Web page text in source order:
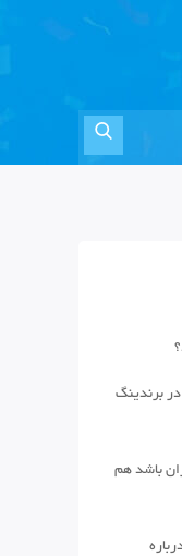
برندینگ
باشد هم